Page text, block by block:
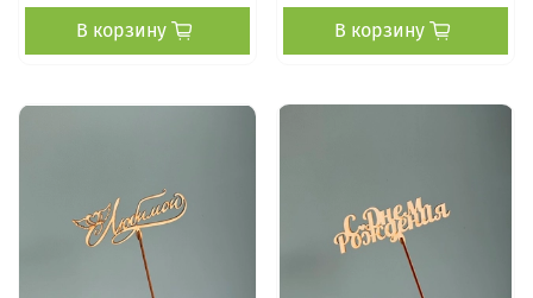
В корзину В корзину